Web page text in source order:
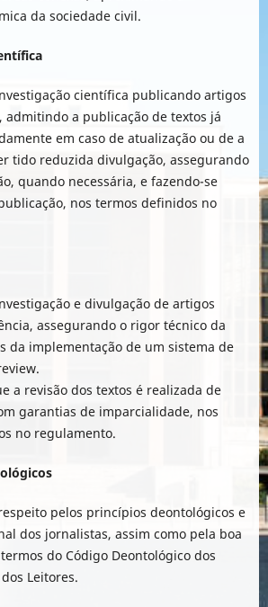
da sociedade civil.
científica publicando artigos
a publicação de textos já
em caso de atualização ou de a
tido reduzida divulgação, assegurando
quando necessária, e fazendo-se
nos termos definidos no
e divulgação de artigos
assegurando o rigor técnico da
da implementação de um sistema de
a revisão dos textos é realizada de
garantias de imparcialidade, nos
no regulamento.
pelos princípios deontológicos e
dos jornalistas, assim como pela boa
do Código Deontológico dos
Leitores.